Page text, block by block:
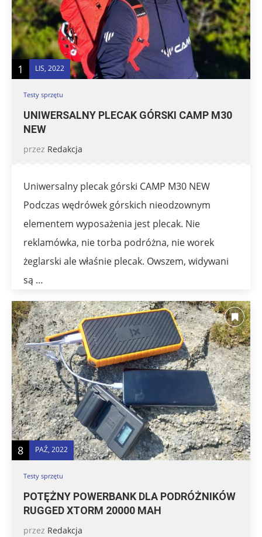
1 LIS, 2022
Testy sprzętu
UNIWERSALNY PLECAK GÓRSKI CAMP M30
NEW
przez Redakcja
Uniwersalny plecak górski CAMP M30 NEW
Podczas wędrówek górskich nieodzownym
elementem wyposażenia jest plecak. Nie
reklamówka, nie torba podróżna, nie worek
żeglarski ale właśnie plecak. Owszem, widywani
są …
8 PAŹ, 2022
Testy sprzętu
POTĘŻNY POWERBANK DLA PODRÓŻNIKÓW
RUGGED XTORM 20000 MAH
przez Redakcja